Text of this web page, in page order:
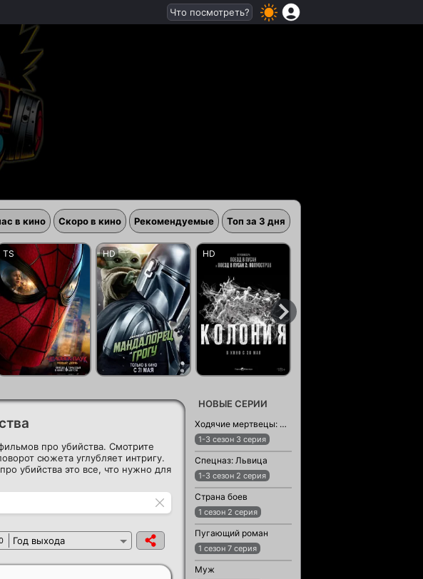
про убийства. Смотрите
сюжета углубляет интригу.
убийства это все, что нужно для
Год выхода
НОВЫЕ СЕРИИ
Ходячие мертвецы: Мертвый город
1-3 сезон 3 серия
Спецназ: Львица
1-3 сезон 2 серия
Страна боев
1 сезон 2 серия
Пугающий роман
1 сезон 7 серия
Муж
в кино Скоро в кино Рекомендуемые Топ за 3 дня
Что посмотреть?